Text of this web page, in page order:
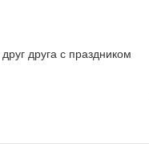
друга с праздником